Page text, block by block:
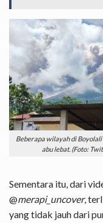
Beberapa wilayah di
abu lebat. (Foto:
Sementara itu, dari
@merapi_uncover,
yang tidak jauh dari